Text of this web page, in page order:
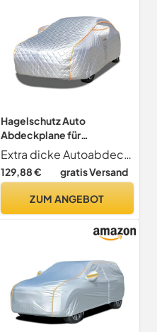
Autoschutzhülle
Hagelschutz Auto
Abdeckplane für
Volkswage Polo 1981-
2024,Autoschutzhülle Auto
Plane Abdeckung Outdoor
Garagen UV-Schutz
Extra dicke Autoabdeckung Abdeckung Auto Winter für Volkswage Polo 1981-2024,aus strapazierfähigem Oxford-Gewebe.Diese Autoabdeckung ist wasserdicht, robust und langlebig, reißfest, leicht zu reinigen und kratzfest.Der Innenraum ist mit einer Schicht aus verdickter Baumwolle gefüllt,um Hagel abzuhalten und extremen Wetterbedingungen wie Hagel,Schnee und Eis standzuhalten.
129,88 € gratis Versand
ZUM ANGEBOT